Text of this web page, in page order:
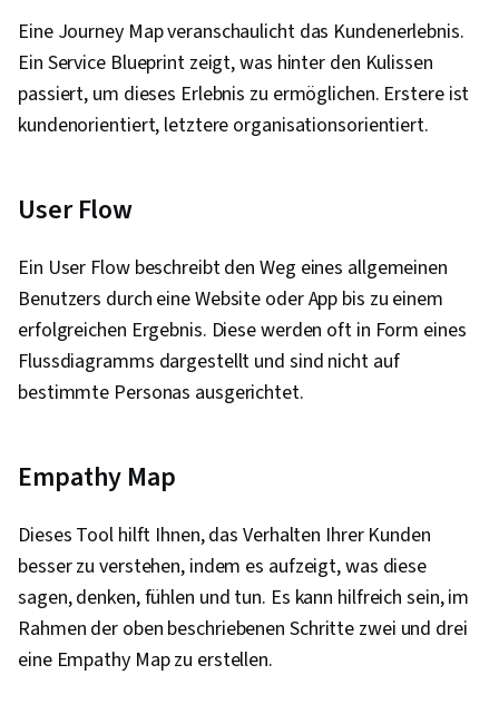
Eine Journey Map veranschaulicht das Kundenerlebnis.
Ein Service Blueprint zeigt, was hinter den Kulissen
passiert, um dieses Erlebnis zu ermöglichen. Erstere ist
kundenorientiert, letztere organisationsorientiert.
User Flow
Ein User Flow beschreibt den Weg eines allgemeinen
Benutzers durch eine Website oder App bis zu einem
erfolgreichen Ergebnis. Diese werden oft in Form eines
Flussdiagramms dargestellt und sind nicht auf
bestimmte Personas ausgerichtet.
Empathy Map
Dieses Tool hilft Ihnen, das Verhalten Ihrer Kunden
besser zu verstehen, indem es aufzeigt, was diese
sagen, denken, fühlen und tun. Es kann hilfreich sein, im
Rahmen der oben beschriebenen Schritte zwei und drei
eine Empathy Map zu erstellen.